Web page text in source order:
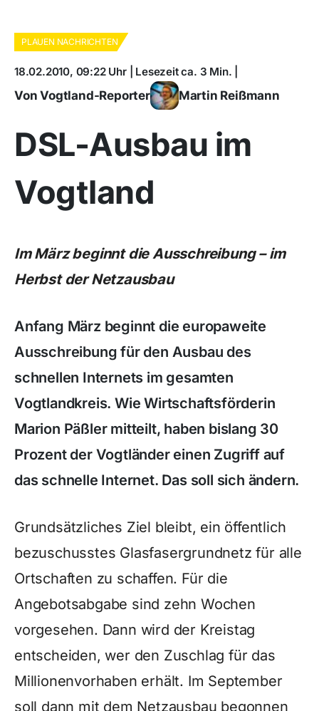
PLAUEN NACHRICHTEN
18.02.2010, 09:22 Uhr | Lesezeit ca. 3 Min. |
Von Vogtland-Reporter Martin Reißmann
DSL-Ausbau im
Vogtland
Im März beginnt die Ausschreibung – im
Herbst der Netzausbau
Anfang März beginnt die europaweite
Ausschreibung für den Ausbau des
schnellen Internets im gesamten
Vogtlandkreis. Wie Wirtschaftsförderin
Marion Päßler mitteilt, haben bislang 30
Prozent der Vogtländer einen Zugriff auf
das schnelle Internet. Das soll sich ändern.
Grundsätzliches Ziel bleibt, ein öffentlich
bezuschusstes Glasfasergrundnetz für alle
Ortschaften zu schaffen. Für die
Angebotsabgabe sind zehn Wochen
vorgesehen. Dann wird der Kreistag
entscheiden, wer den Zuschlag für das
Millionenvorhaben erhält. Im September
soll dann mit dem Netzausbau begonnen